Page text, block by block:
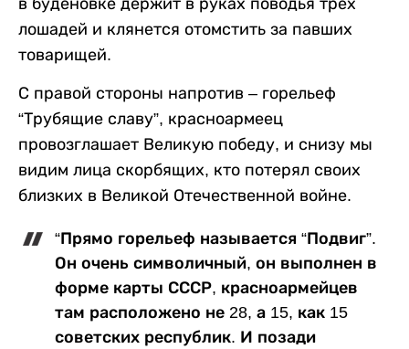
в буденовке держит в руках поводья трех
лошадей и клянется отомстить за павших
товарищей.
С правой стороны напротив – горельеф
“Трубящие славу”, красноармеец
провозглашает Великую победу, и снизу мы
видим лица скорбящих, кто потерял своих
близких в Великой Отечественной войне.
“Прямо горельеф называется “Подвиг”.
Он очень символичный, он выполнен в
форме карты СССР, красноармейцев
там расположено не 28, а 15, как 15
советских республик. И позади